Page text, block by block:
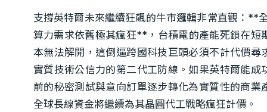
支撐英特爾未來繼續狂飆的牛市邏輯非常直觀：**
算力需求依舊極其瘋狂**，台積電的產能死鎖在短
本無法解開，這倒逼跨國科技巨頭必須不計代價尋
實質技術公信力的第二代工防線。如果英特爾能成
前的秘密測試與意向訂單逐步轉化為實質性的商業
全球長線資金將繼續為其晶圓代工戰略瘋狂計價。